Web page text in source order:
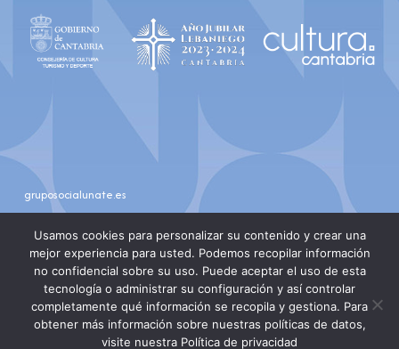
gruposocialunate.es
youtubeinstagram
Usamos cookies para personalizar su contenido y crear una
mejor experiencia para usted. Podemos recopilar información
no confidencial sobre su uso. Puede aceptar el uso de esta
tecnología o administrar su configuración y así controlar
completamente qué información se recopila y gestiona. Para
obtener más información sobre nuestras políticas de datos,
visite nuestra Política de privacidad